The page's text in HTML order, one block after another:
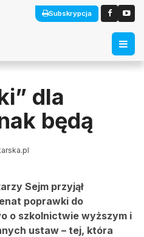
Subskrypcja
dla
będą
Sejm przyjął
poprawki do
o szkolnictwie wyższym i
ustaw – tej, która